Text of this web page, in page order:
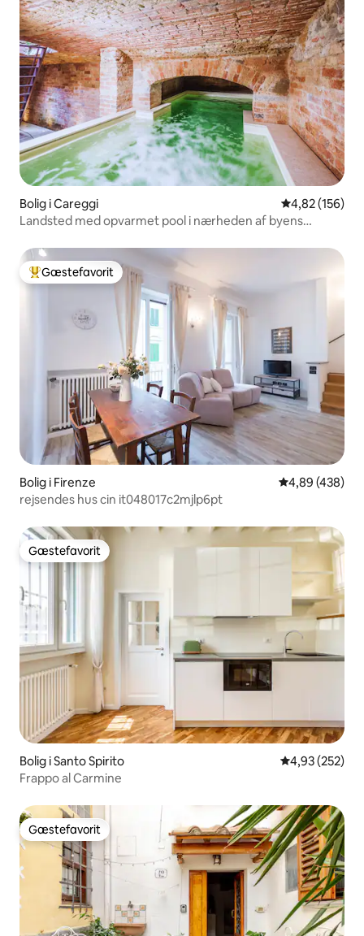
Bolig i Careggi 4,82 ud af 5 i
4,82 (156)
Landsted med opvarmet pool i nærheden af byens
Bedste gæstefavorit
Gæstefavorit
Bolig i Firenze 4,89 ud af 5 i
4,89 (438)
rejsendes hus cin it048017c2mjlp6pt
Gæstefavorit
Gæstefavorit
Bolig i Santo Spirito 4,93 ud af 5 i
4,93 (252)
Frappo al Carmine
Gæstefavorit
Gæstefavorit